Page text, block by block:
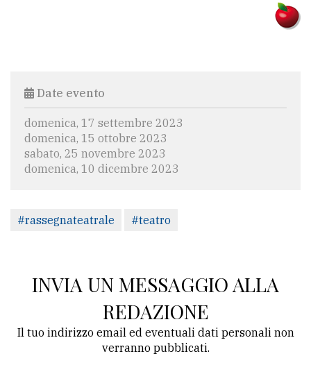
Date evento
domenica, 17 settembre 2023
domenica, 15 ottobre 2023
sabato, 25 novembre 2023
domenica, 10 dicembre 2023
#rassegnateatrale #teatro
INVIA UN MESSAGGIO ALLA
REDAZIONE
Il tuo indirizzo email ed eventuali dati personali non
verranno pubblicati.